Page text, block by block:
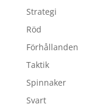
Strategi
Röd
Förhållanden
Taktik
Spinnaker
Svart